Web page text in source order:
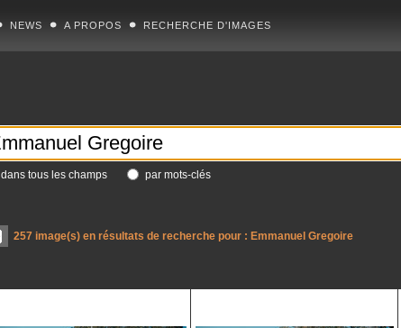
NEWS A PROPOS RECHERCHE D'IMAGES
dans tous les champs par mots-clés
257 image(s) en résultats de recherche pour : Emmanuel Gregoire